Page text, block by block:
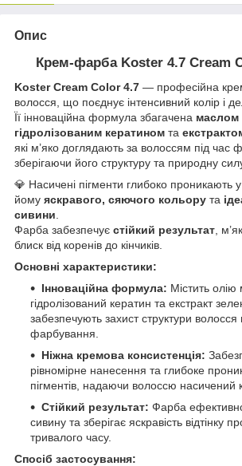
Опис
Крем-фарба Koster 4.7 Cream
Koster Cream Color 4.7 — професійна
волосся, що поєднує інтенсивний колір і
Її інноваційна формула збагачена маслом
гідролізованим кератином та
які м’яко доглядають за волоссям під час
зберігаючи його структуру та природну
💎 Насичені пігменти глибоко проникають
йому яскравого, сяючого кольору та
сивини
Фарба забезпечує стійкий результат ,
блиск від коренів до кінчиків.
Основні характеристики:
Інноваційна формула: Містить олію
гідролізований кератин та екстракт
забезпечують захист структури волосся
фарбування.
Ніжна кремова консистенція:
рівномірне нанесення та глибоке
пігментів, надаючи волоссю насичений
Стійкий результат: Фарба
сивину та зберігає яскравість відтінку
тривалого часу.
Спосіб застосування: